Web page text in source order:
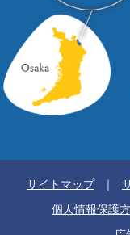
サイトマップ
個人情報保護